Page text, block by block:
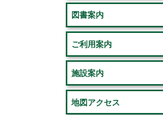
青葉台コミュニティハウス 「本
の家」
荏田西コミュニティハウス
荏田コミュニティハウス
美しが丘公園こどもログハウス
イ
ド
バ
ー
図書案内
ご利用案内
施設案内
地図アクセス